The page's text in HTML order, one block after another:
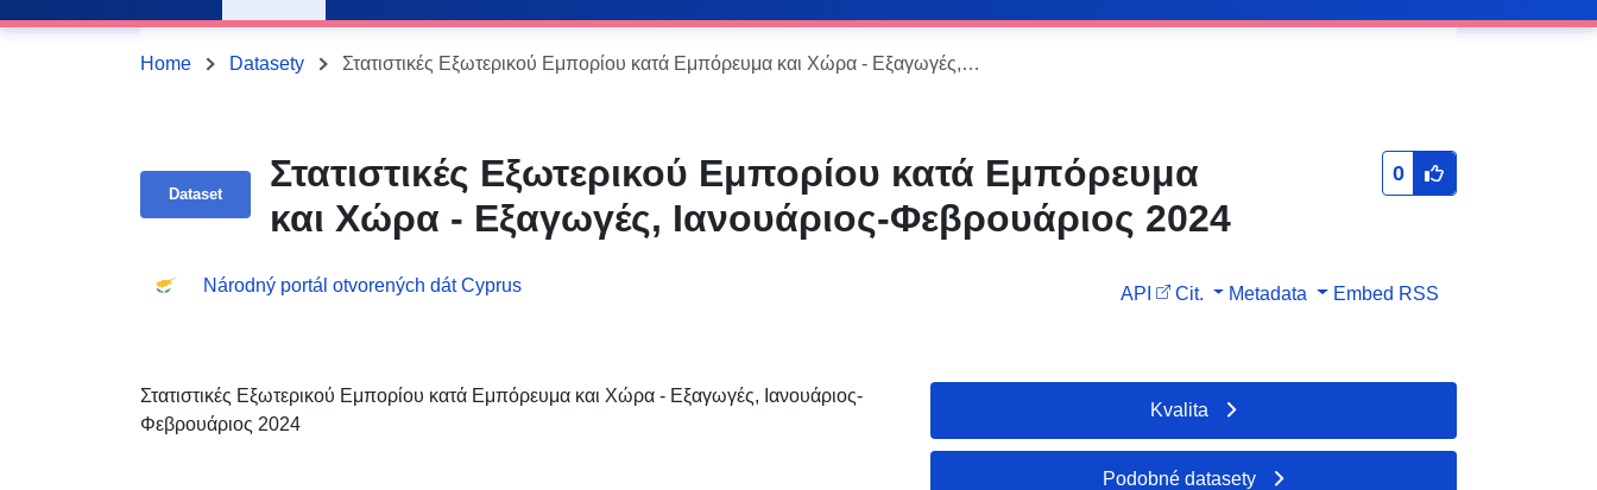
Home Datasety Στατιστικές Εξωτερικού Εμπορίου κατά Εμπόρευμα και Χώρα - Εξαγωγές, Ιανουάριος-Φεβρουάριος 2024
Dataset
Στατιστικές Εξωτερικού Εμπορίου κατά Εμπόρευμα
και Χώρα - Εξαγωγές, Ιανουάριος-Φεβρουάριος 2024
0
Národný portál otvorených dát Cyprus API Cit. Metadata Embed RSS
Στατιστικές Εξωτερικού Εμπορίου κατά Εμπόρευμα και Χώρα - Εξαγωγές, Ιανουάριος-
Φεβρουάριος 2024
Kvalita
Podobné datasety